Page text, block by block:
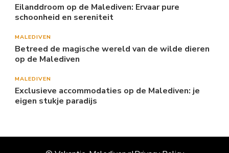
Eilanddroom op de Malediven: Ervaar pure
schoonheid en sereniteit
MALEDIVEN
Betreed de magische wereld van de wilde dieren
op de Malediven
MALEDIVEN
Exclusieve accommodaties op de Malediven: je
eigen stukje paradijs